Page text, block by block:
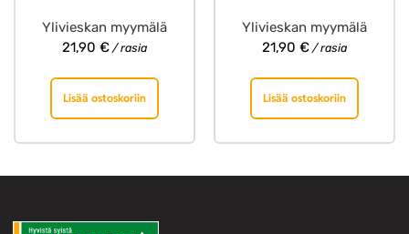
Ylivieskan myymälä
21,90 € / rasia
Lisää ostoskoriin
Ylivieskan myymälä
21,90 € / rasia
Lisää ostoskoriin